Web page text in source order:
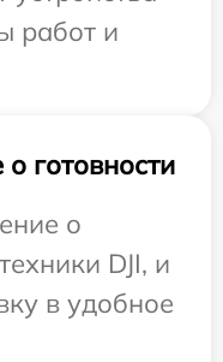
работ и
готовности
о
DJI, и
в удобное